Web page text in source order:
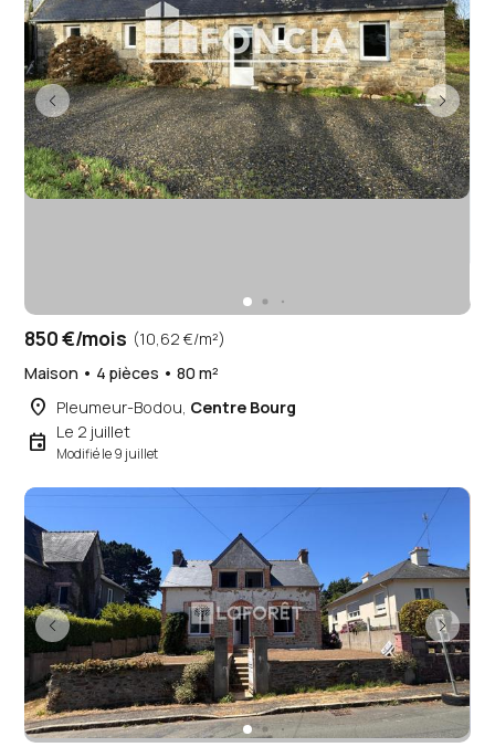
850 €/mois (10,62 €/m²)
Maison • 4 pièces • 80 m²
place Pleumeur-Bodou, Centre Bourg
event Le 2 juillet
Modifié le 9 juillet